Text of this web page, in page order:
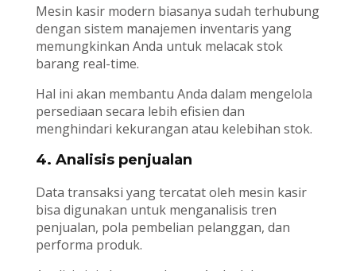
Mesin kasir modern biasanya sudah terhubung
dengan sistem manajemen inventaris yang
memungkinkan Anda untuk melacak stok
barang real-time.
Hal ini akan membantu Anda dalam mengelola
persediaan secara lebih efisien dan
menghindari kekurangan atau kelebihan stok.
4. Analisis penjualan
Data transaksi yang tercatat oleh mesin kasir
bisa digunakan untuk menganalisis tren
penjualan, pola pembelian pelanggan, dan
performa produk.